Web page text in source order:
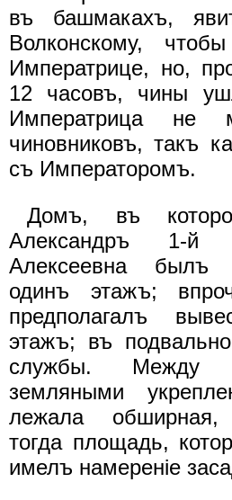
въ башмакахъ,
Волконскому, чтобы
Императрице, но,
12 часовъ, чины
Императрица не
чиновниковъ, такъ
съ Императоромъ.
Домъ, въ
Александръ 1-й
Алексеевна былъ
одинъ этажъ;
предполагалъ
этажъ; въ
службы. Между
земляными
лежала обширная,
тогда площадь,
имелъ намеренiе